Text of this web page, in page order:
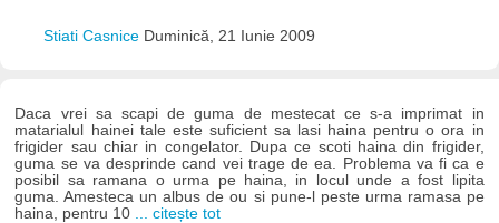
Stiati Casnice Duminică, 21 Iunie 2009
Daca vrei sa scapi de guma de mestecat ce s-a imprimat in
matarialul hainei tale este suficient sa lasi haina pentru o ora in
frigider sau chiar in congelator. Dupa ce scoti haina din frigider,
guma se va desprinde cand vei trage de ea. Problema va fi ca e
posibil sa ramana o urma pe haina, in locul unde a fost lipita
guma. Amesteca un albus de ou si pune-l peste urma ramasa pe
haina, pentru 10
... citește tot